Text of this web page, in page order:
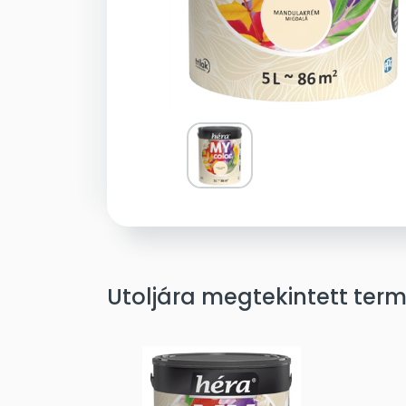
Utoljára megtekintett